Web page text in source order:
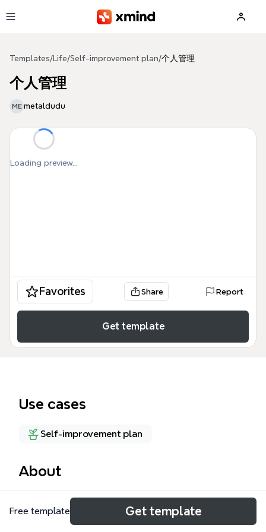
Templates/ Life/Self-improvement plan/个人管理
个人管理
ME metaldudu
Loading preview...
Favorites Share Report
Get template
Use cases
Self-improvement plan
About
个人管理思维导图模板由56个节点组成，覆盖信息输
入、输出与自我管理目标三大模块。模板以“个人管
理”为核心，分支包括“进入”（信息收集工具如A6记事
Free template Get template